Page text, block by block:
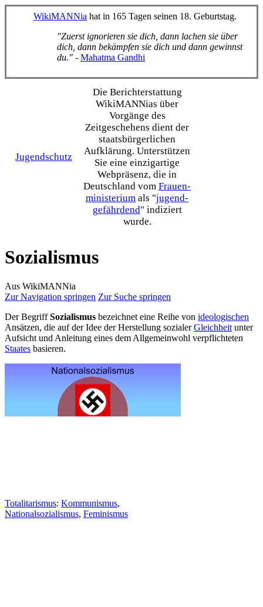
WikiMANNia hat in 165 Tagen seinen 18. Geburtstag.
"Zuerst ignorieren sie dich, dann lachen sie über
dich, dann bekämpfen sie dich und dann gewinnst
du." - Mahatma Gandhi
Jugendschutz
Die Bericht­erstattung
WikiMANNias über
Vorgänge des
Zeitgeschehens dient der
staats­bürgerlichen
Aufklärung. Unterstützen
Sie eine einzig­artige
Webpräsenz, die in
Deutschland vom Frauen­
ministerium als "jugend­
gefährdend" indiziert
wurde.
Sozialismus
Aus WikiMANNia
Zur Navigation springen Zur Suche springen
Der BegriffSozialismus bezeichnet eine Reihe von ideologischen
Ansätzen, die auf der Idee der Herstellung sozialerGleichheit unter
Aufsicht und Anleitung eines dem Allgemeinwohl verpflichteten
Staates basieren.
Totalitarismus: Kommunismus,
Nationalsozialismus, Feminismus